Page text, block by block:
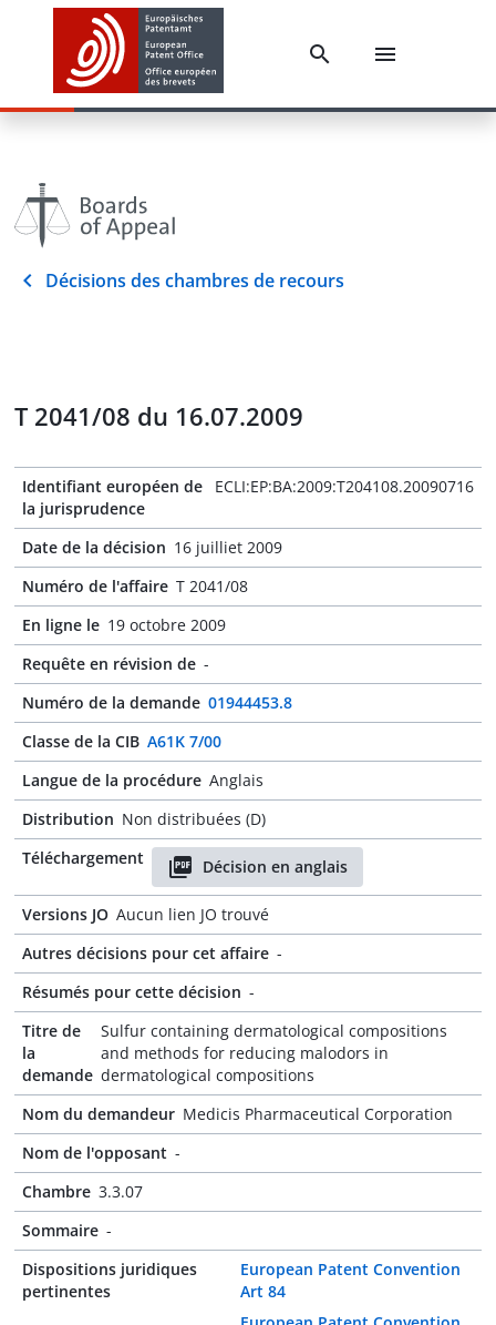
Décisions des chambres de recours
T 2041/08 du 16.07.2009
Identifiant européen de
la jurisprudence
ECLI:EP:BA:2009:T204108.20090716
Date de la décision 16 juilliet 2009
Numéro de l'affaire T 2041/08
En ligne le 19 octobre 2009
Requête en révision de -
Numéro de la demande 01944453.8
Classe de la CIB A61K 7/00
Langue de la procédure Anglais
Distribution Non distribuées (D)
Téléchargement
Décision en anglais
Versions JO Aucun lien JO trouvé
Autres décisions pour cet affaire -
Résumés pour cette décision -
Titre de
la
demande
Sulfur containing dermatological compositions
and methods for reducing malodors in
dermatological compositions
Nom du demandeur Medicis Pharmaceutical Corporation
Nom de l'opposant -
Chambre 3.3.07
Sommaire -
Dispositions juridiques
pertinentes
European Patent Convention
Art 84